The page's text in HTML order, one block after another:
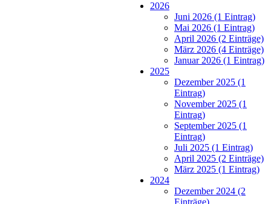
2026
Juni 2026 (1 Eintrag)
Mai 2026 (1 Eintrag)
April 2026 (2 Einträge)
März 2026 (4 Einträge)
Januar 2026 (1 Eintrag)
2025
Dezember 2025 (1
Eintrag)
November 2025 (1
Eintrag)
September 2025 (1
Eintrag)
Juli 2025 (1 Eintrag)
April 2025 (2 Einträge)
März 2025 (1 Eintrag)
2024
Dezember 2024 (2
Einträge)